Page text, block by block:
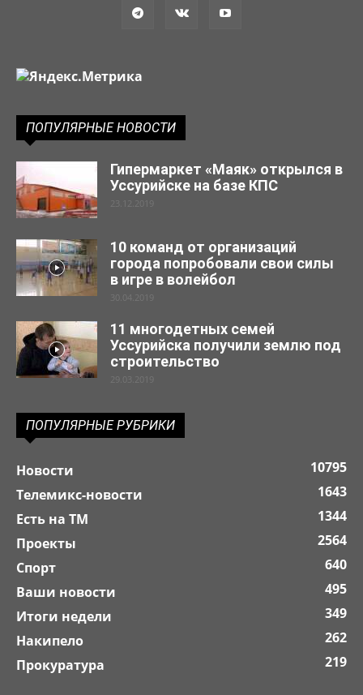
ПОПУЛЯРНЫЕ НОВОСТИ
Гипермаркет «Маяк» открылся в
Уссурийске на базе КПС
23.12.2019
10 команд от организаций
города попробовали свои силы
в игре в волейбол
30.04.2019
11 многодетных семей
Уссурийска получили землю под
строительство
29.03.2019
ПОПУЛЯРНЫЕ РУБРИКИ
Новости
10795
Телемикс-новости
1643
Есть на ТМ
1344
Проекты
2564
Спорт
640
Ваши новости
495
Итоги недели
349
Накипело
262
Прокуратура
219